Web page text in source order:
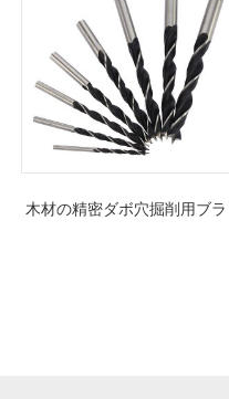
木材の精密ダボ穴掘削用ブラ